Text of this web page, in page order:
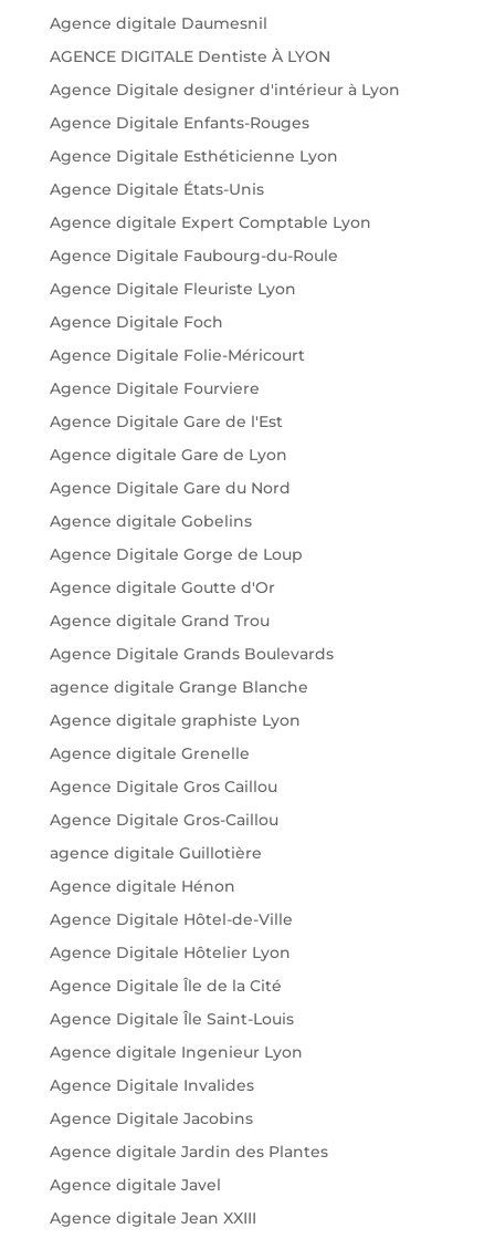
Agence digitale Daumesnil
AGENCE DIGITALE Dentiste À LYON
Agence Digitale designer d'intérieur à Lyon
Agence Digitale Enfants-Rouges
Agence Digitale Esthéticienne Lyon
Agence Digitale États-Unis
Agence digitale Expert Comptable Lyon
Agence Digitale Faubourg-du-Roule
Agence Digitale Fleuriste Lyon
Agence Digitale Foch
Agence Digitale Folie-Méricourt
Agence Digitale Fourviere
Agence Digitale Gare de l'Est
Agence digitale Gare de Lyon
Agence Digitale Gare du Nord
Agence digitale Gobelins
Agence Digitale Gorge de Loup
Agence digitale Goutte d'Or
Agence digitale Grand Trou
Agence Digitale Grands Boulevards
agence digitale Grange Blanche
Agence digitale graphiste Lyon
Agence digitale Grenelle
Agence Digitale Gros Caillou
Agence Digitale Gros-Caillou
agence digitale Guillotière
Agence digitale Hénon
Agence Digitale Hôtel-de-Ville
Agence Digitale Hôtelier Lyon
Agence Digitale Île de la Cité
Agence Digitale Île Saint-Louis
Agence digitale Ingenieur Lyon
Agence Digitale Invalides
Agence Digitale Jacobins
Agence digitale Jardin des Plantes
Agence digitale Javel
Agence digitale Jean XXIII